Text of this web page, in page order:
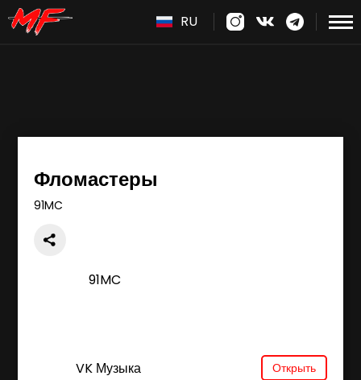
RU
Фломастеры
91MC
91MC
VK Музыка Открыть